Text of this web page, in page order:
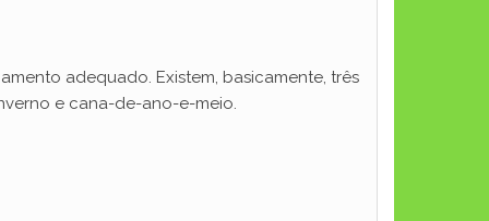
adequado. Existem, basicamente, três
e cana-de-ano-e-meio.